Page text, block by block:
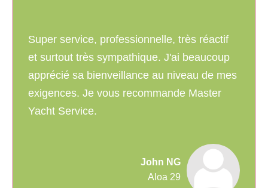
Super service, professionnelle, très réactif
et surtout très sympathique. J'ai beaucoup
apprécié sa bienveillance au niveau de mes
exigences. Je vous recommande Master
Yacht Service.
John NG
Aloa 29